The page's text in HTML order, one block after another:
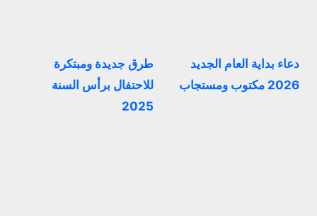
دعاء بداية العام الجديد
2026 مكتوب ومستجاب
طرق جديدة ومبتكرة
للاحتفال برأس السنة
2025